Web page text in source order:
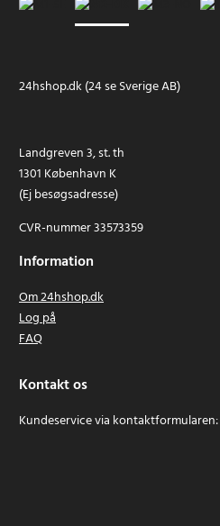
24hshop.dk (24 se Sverige AB)
Landgreven 3, st. th
1301 København K
(Ej besøgsadresse)
CVR-nummer 33573359
Information
Om 24hshop.dk
Log på
FAQ
Kontakt os
Kundeservice via kontaktformularen: